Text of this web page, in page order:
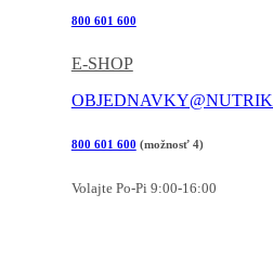
800 601 600
E-SHOP
800 601 600 (možnosť 4)
Volajte Po-Pi 9:00-16:00